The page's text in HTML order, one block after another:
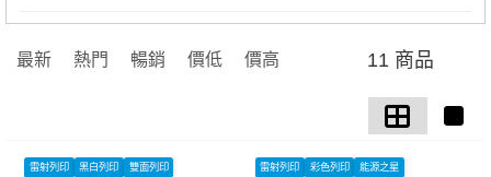
最新 熱門 暢銷 價低 價高 11 商品
雷射列印 黑白列印 雙面列印 雷射列印 彩色列印 能源之星